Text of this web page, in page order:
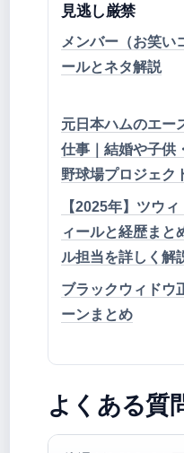
見逃し厳禁
メンバー（お笑い
ールとネタ解説
元日本ハムのエー
仕事｜結婚や子供
野球場プロジェク
【2025年】ツウ
ィールと経歴まと
ル担当を詳しく解
ブラックウィドウ
ーンまとめ
よくある質